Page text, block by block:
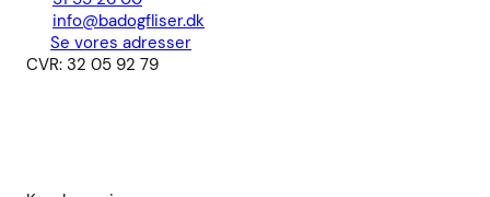
info@badogfliser.dk
Se vores adresser
CVR: 32 05 92 79